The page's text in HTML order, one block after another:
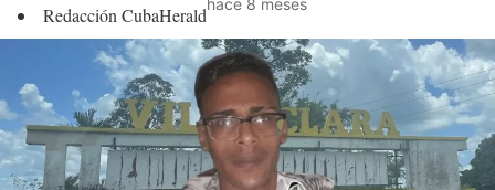
Redacción CubaHeraldhace 8 meses